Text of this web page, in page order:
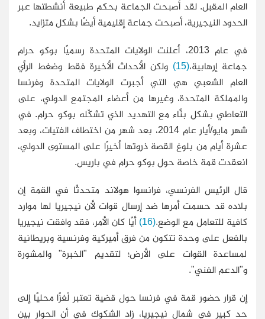
العام المقبل. لقد أصبحت الجماعة بحكم طبيعة أنشطتها عبر
الحدود النيجيرية، أصبحت جماعة إقليمية أيضًا بشكل متزايد.
في عام 2013، أعلنت الولايات المتحدة رسميًا بوكو حرام
جماعة إرهابية،(15)
ولكن الأحداث الأخيرة فقط وضغط الرأي
العام الشعبي هي التي أجبرت الولايات المتحدة وفرنسا
والمملكة المتحدة، وغيرها من أعضاء المجتمع الدولي، على
التعاطي بشكل بنَّاء مع التهديد الذي تشكّله بوكو حرام. في
شهر مايو/أيار عام 2014، بعد شهر من اختطاف الفتيات، وبعد
عشرة أيام من بلوغ القصة ذروتها أخيرًا على المستوى الدولي،
انعقدت قمة خاصة حول بوكو حرام في باريس.
قال الرئيس الفرنسي، فرانسوا هولاند متحدثًا في القمة إن
بلاده قد حسمت أمرها ضد إرسال قوات لأن نيجيريا لها موارد
كافية للتعامل مع الوضع.(16)
أيًا كان الأمر، فقد وافقت نيجيريا
بالفعل على وحدة تتكون من فرق أميركية وفرنسية وبريطانية
لمساعدة القوات على الأرض؛ لتقديم "الخبرة" والمشورة
و"الدعم الفني".
إن قرار حضور قمة في فرنسا حول قضية تعتبر لُغزًا محليًا إلى
حد كبير في شمال نيجيريا، زاد الشكوك في أن الحوار بين